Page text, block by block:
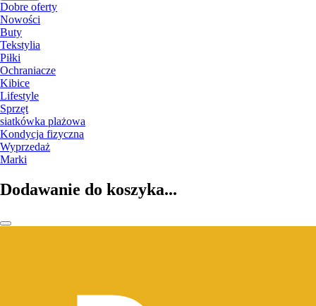
Dobre oferty
Nowości
Buty
Tekstylia
Piłki
Ochraniacze
Kibice
Lifestyle
Sprzęt
siatkówka plażowa
Kondycja fizyczna
Wyprzedaż
Marki
Dodawanie do koszyka...